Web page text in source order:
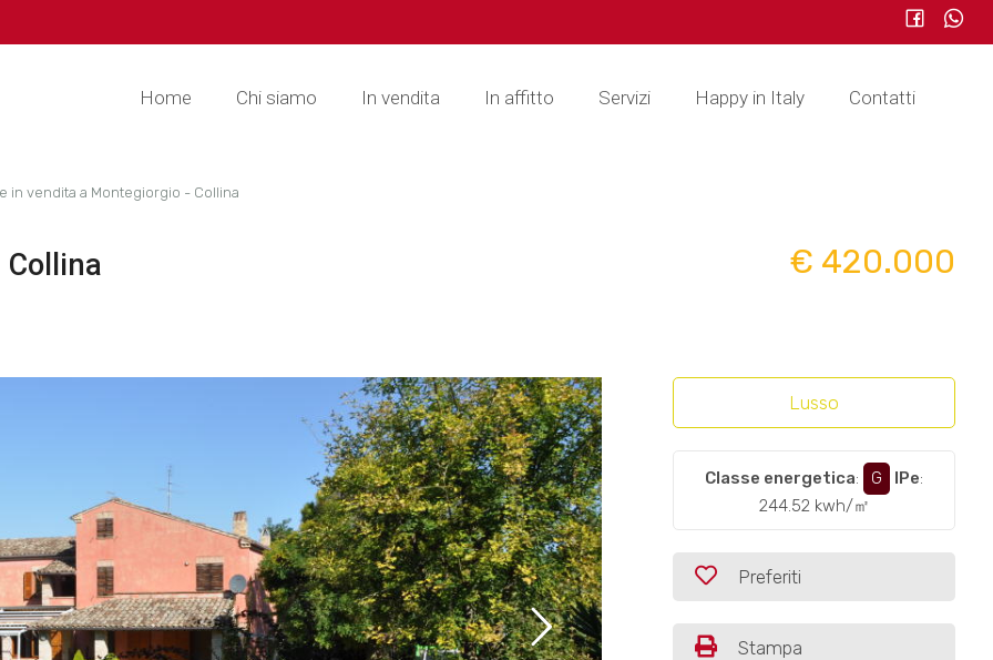
Home Chi siamo In vendita In affitto Servizi Happy in Italy Contatti
in vendita a Montegiorgio - Collina
Collina € 420.000
Lusso
Classe energetica: G IPe:
244.52 kwh/㎡
Preferiti
Stampa